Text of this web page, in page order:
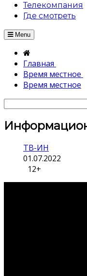
Телекомпания
Где смотреть
Menu
Главная
Время местное
Время местное
ТВ-ИН
01.07.2022
12+